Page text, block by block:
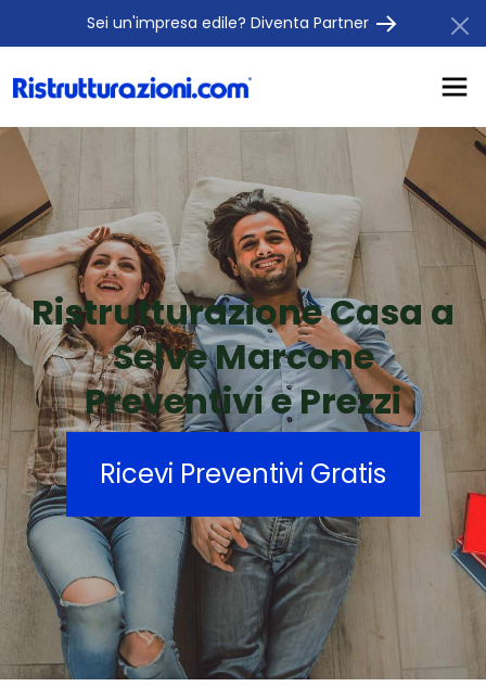
Sei un'impresa edile? Diventa Partner
Ristrutturazione Casa a
Selve Marcone
Preventivi e Prezzi
Ricevi Preventivi Gratis